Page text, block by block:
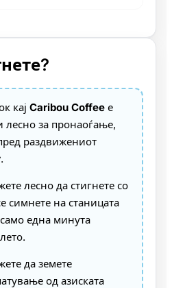
кај Caribou Coffee е
лесно за пронаоѓање,
раздвижениот
.
лесно да стигнете со
симнете на станицата
само една минута
да земете
од азиската